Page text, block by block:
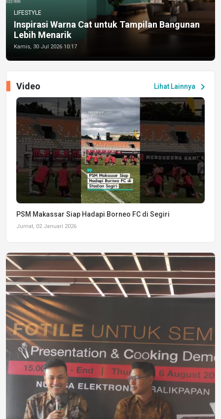
LIFESTYLE
Inspirasi Warna Cat untuk Tampilan Bangunan
Lebih Menarik
Kamis, 30 Jul 2026 10:17
Lihat Lainnya chevron_right
Video
PSM Makassar Siap Hadapi Borneo FC di Segiri
Jumat, 02 Januari 2026